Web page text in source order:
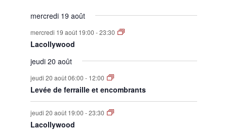
mercredi 19 août
mercredi 19 août 19:00 -23:30
Lacollywood
jeudi 20 août
jeudi 20 août 06:00 - 12:00
Levée de ferraille et encombrants
jeudi 20 août 19:00 -23:30
Lacollywood